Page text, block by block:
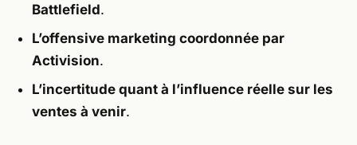
Battlefield.
L’offensive marketing coordonnée par
Activision.
L’incertitude quant à l’influence réelle sur les
ventes à venir.